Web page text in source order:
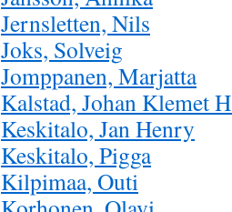
Jernsletten, Nils
Joks, Solveig
Jomppanen, Marjatta
Kalstad, Johan Klemet
Keskitalo, Jan Henry
Keskitalo, Pigga
Kilpimaa, Outi